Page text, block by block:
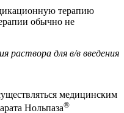
терапию
обычно не
раствора для в/в введения
медицинским
Нольпаза®